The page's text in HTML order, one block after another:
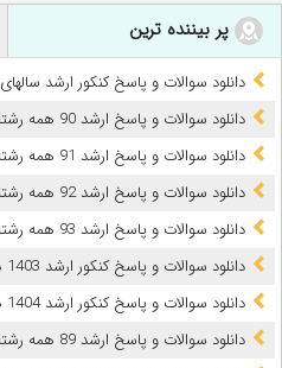
پر بیننده ترین
دانلود سوالات و پاسخ کنکور ارشد سالهای 1386 تا 1404
دانلود سوالات و پاسخ ارشد 90 همه رشته ها
دانلود سوالات و پاسخ ارشد 91 همه رشته ها
دانلود سوالات و پاسخ ارشد 92 همه رشته ها
دانلود سوالات و پاسخ ارشد 93 همه رشته ها
دانلود سوالات و پاسخ کنکور ارشد 1403 همه رشته ها
دانلود سوالات و پاسخ کنکور ارشد 1404 همه رشته ها
دانلود سوالات و پاسخ ارشد 89 همه رشته ها